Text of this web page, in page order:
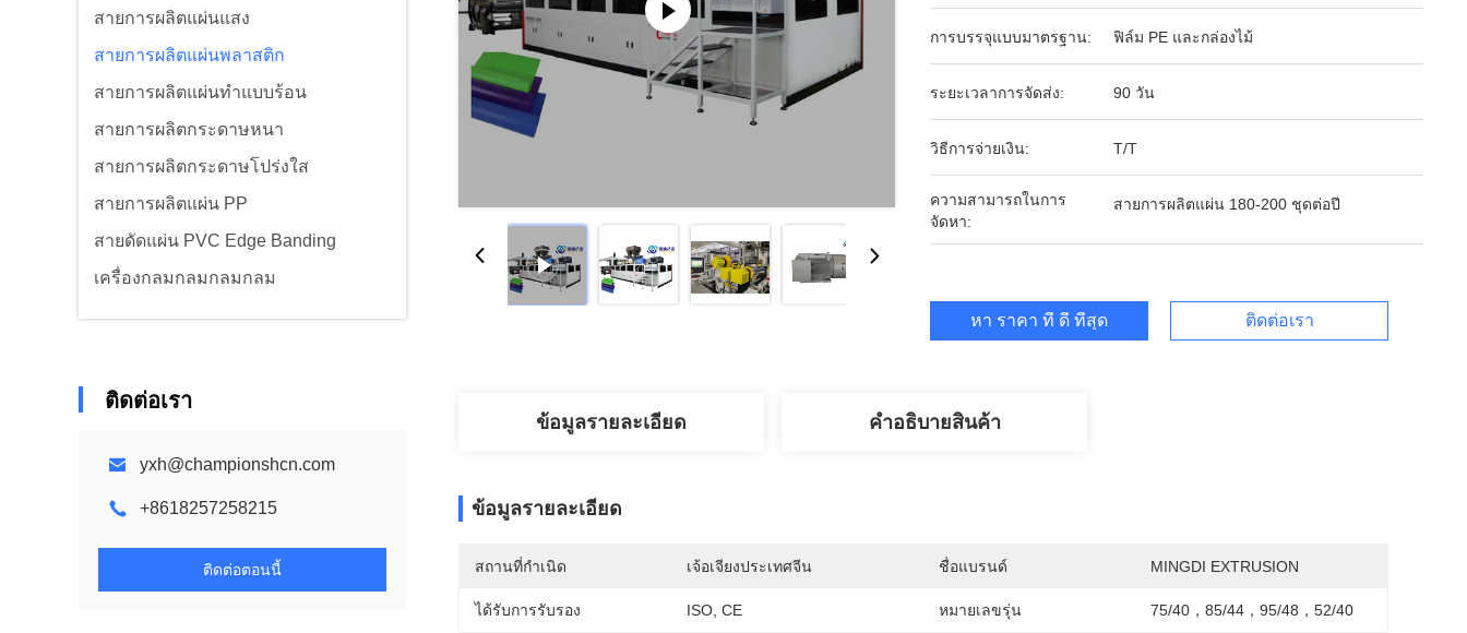
สายการผลิตแผ่นแสง
สายการผลิตแผ่นพลาสติก
สายการผลิตแผ่นทําแบบร้อน
สายการผลิตกระดาษหนา
สายการผลิตกระดาษโปร่งใส
สายการผลิตแผ่น PP
สายดัดแผ่น PVC Edge Banding
เครื่องกลมกลมกลมกลม
ติดต่อเรา
yxh@championshcn.com
+8618257258215
ติดต่อตอนนี้
การบรรจุแบบมาตรฐาน: ฟิล์ม PE และกล่องไม้
ระยะเวลาการจัดส่ง: 90 วัน
วิธีการจ่ายเงิน: T/T
ความสามารถในการ
จัดหา:
สายการผลิตแผ่น 180-200 ชุดต่อปี
หา ราคา ที่ ดี ที่สุด ติดต่อเรา
ข้อมูลรายละเอียด คําอธิบายสินค้า
ข้อมูลรายละเอียด
สถานที่กำเนิด เจ้อเจียงประเทศจีน ชื่อแบรนด์ MINGDI EXTRUSION
ได้รับการรับรอง ISO, CE หมายเลขรุ่น 75/40，85/44，95/48，52/40